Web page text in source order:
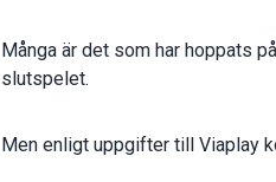
Många är det som har hoppats
slutspelet.
Men enligt uppgifter till Viaplay